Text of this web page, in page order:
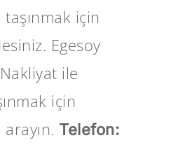
taşınmak için
Egesoy
ile
için
Telefon: